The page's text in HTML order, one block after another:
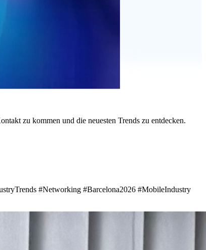
zu kommen und die neuesten Trends zu entdecken.
#Networking #Barcelona2026 #MobileIndustry